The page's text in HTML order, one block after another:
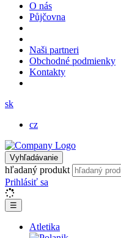
O nás
Půjčovna
Naši partneri
Obchodné podmienky
Kontakty
sk
cz
Vyhľadávanie
hľadaný produkt
Prihlásiť sa
☰
Atletika